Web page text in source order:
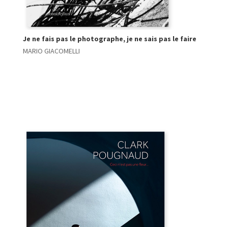
Je ne fais pas le photographe, je ne sais pas le faire
MARIO GIACOMELLI